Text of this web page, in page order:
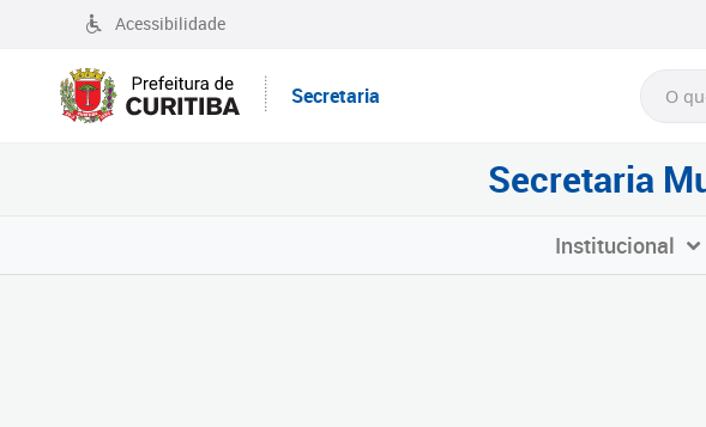
Acessibilidade
Secretaria
Secretaria
Institucional